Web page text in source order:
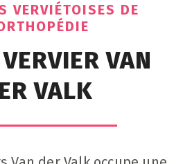
VERVIÉTOISES DE
VAN
VALK